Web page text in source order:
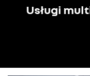
Usługi